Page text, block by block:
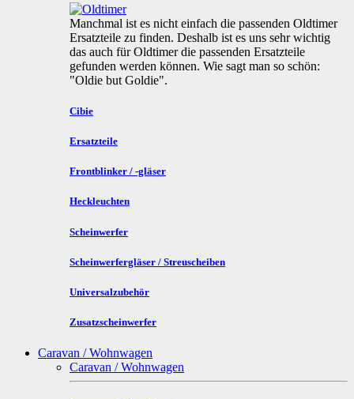
Manchmal ist es nicht einfach die passenden Oldtimer
Ersatzteile zu finden. Deshalb ist es uns sehr wichtig
das auch für Oldtimer die passenden Ersatzteile
gefunden werden können. Wie sagt man so schön:
"Oldie but Goldie".
Cibie
Ersatzteile
Frontblinker / -gläser
Heckleuchten
Scheinwerfer
Scheinwerfergläser / Streuscheiben
Universalzubehör
Zusatzscheinwerfer
Caravan / Wohnwagen
Caravan / Wohnwagen